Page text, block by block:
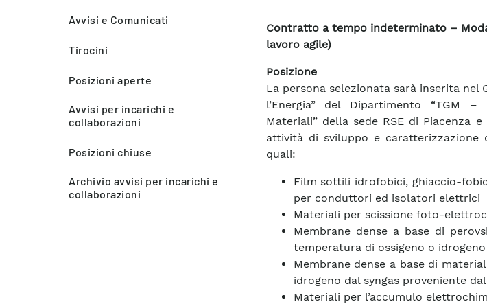
Avvisi e Comunicati
Tirocini
Posizioni aperte
Avvisi per incarichi e
collaborazioni
Posizioni chiuse
Archivio avvisi per incarichi e
collaborazioni
Contratto a tempo indeterminato –
lavoro agile)
Posizione
La persona selezionata sarà inserita nel
l’Energia” del Dipartimento “TGM
Materiali” della sede RSE di
attività di sviluppo e
quali:
Film sottili idrofobici, ghiaccio-
per conduttori ed isolatori elettrici
Materiali per scissione foto-
Membrane dense a base di
temperatura di ossigeno o idrogeno
Membrane dense a base di
idrogeno dal syngas proveniente
Materiali per l’accumulo